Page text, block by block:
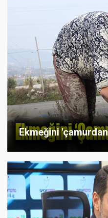
Ekmeğini